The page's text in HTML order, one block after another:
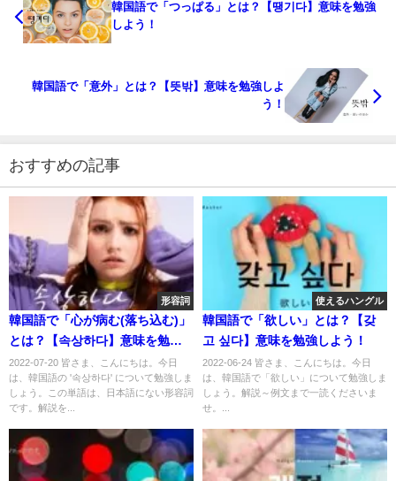
韓国語で「つっぱる」とは？【땡기다】意味を勉強
しよう！
韓国語で「意外」とは？【뜻밖】意味を勉強しよ
う！
おすすめの記事
形容詞
韓国語で「心が病む(落ち込む)」
とは？【속상하다】意味を勉強
しよう！
2022-07-20 皆さま、こんにちは。今日
は、韓国語の '속상하다' について勉強しま
しょう。この単語は、日本語にない形容詞
です。解説を...
使えるハングル
韓国語で「欲しい」とは？【갖
고 싶다】意味を勉強しよう！
2022-06-24 皆さま、こんにちは。今日
は、韓国語で「欲しい」について勉強しま
しょう。解説～例文まで一読くださいま
せ。...